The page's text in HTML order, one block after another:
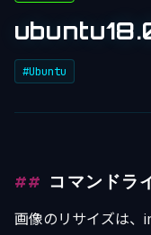
#Ubuntu
コマンドラ
画像のリサイズは、